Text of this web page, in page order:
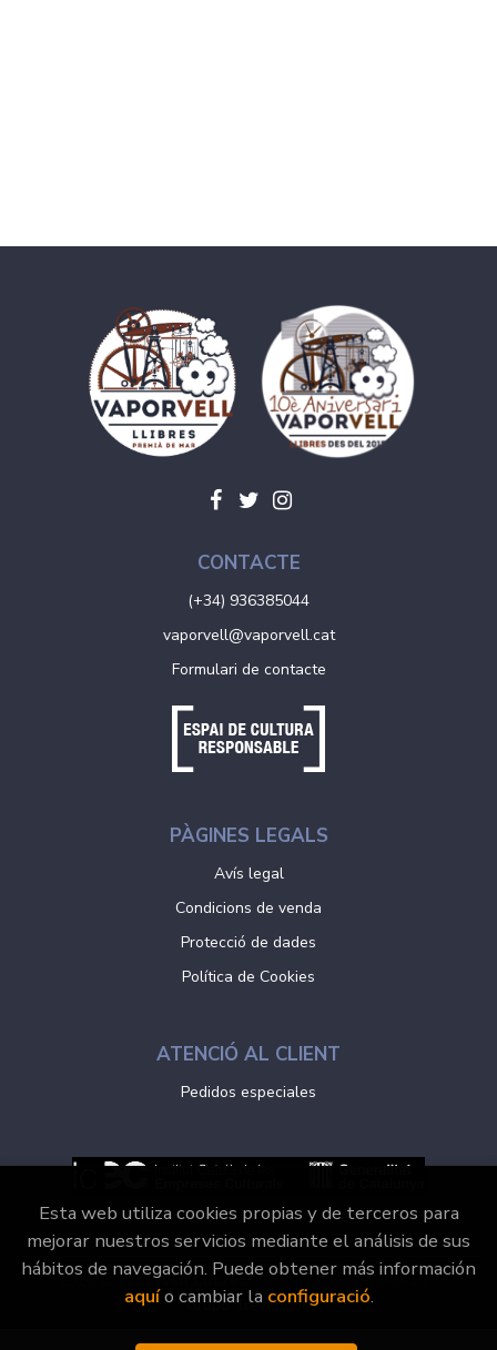
CONTACTE
(+34) 936385044
vaporvell@vaporvell.cat
Formulari de contacte
PÀGINES LEGALS
Avís legal
Condicions de venda
Protecció de dades
Política de Cookies
ATENCIÓ AL CLIENT
Pedidos especiales
2026 © Vaporvell Llibres. Tots els Drets Reservats |
Grupo Trevenque
Esta web utiliza cookies propias y de terceros para
mejorar nuestros servicios mediante el análisis de sus
hábitos de navegación. Puede obtener más información
aquío cambiar la configuració.